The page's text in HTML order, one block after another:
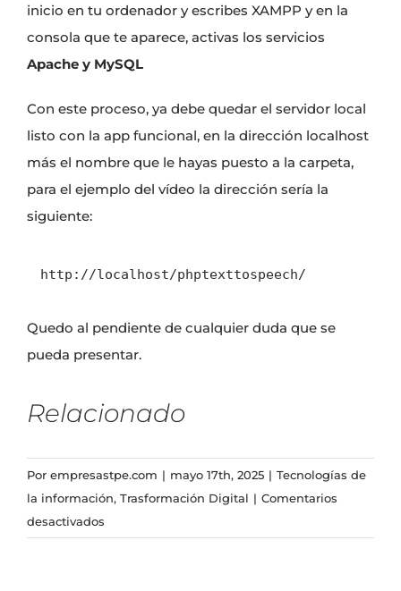
inicio en tu ordenador y escribes XAMPP y en la
consola que te aparece, activas los servicios
Apache y MySQL
Con este proceso, ya debe quedar el servidor local
listo con la app funcional, en la dirección localhost
más el nombre que le hayas puesto a la carpeta,
para el ejemplo del vídeo la dirección sería la
siguiente:
http://localhost/phptexttospeech/
Quedo al pendiente de cualquier duda que se
pueda presentar.
Relacionado
Por empresastpe.com | mayo 17th, 2025 | Tecnologías de
la información, Trasformación Digital | Comentarios
desactivados
Convertidor